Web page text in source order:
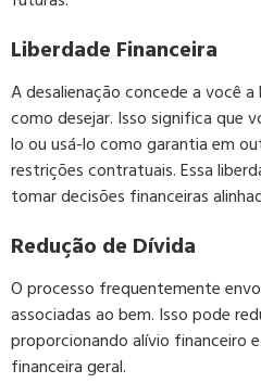
Liberdade Financeira
A desalienação concede a você
como desejar. Isso significa que
lo ou usá-lo como garantia em
restrições contratuais. Essa
tomar decisões financeiras
Redução de Dívida
O processo frequentemente
associadas ao bem. Isso pode
proporcionando alívio financeiro
financeira geral.